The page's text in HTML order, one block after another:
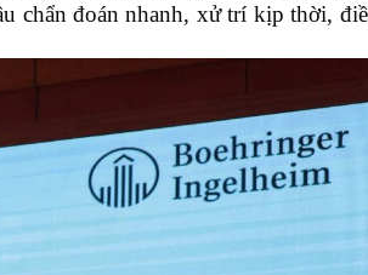
chẩn đoán nhanh, xử trí kịp thời,